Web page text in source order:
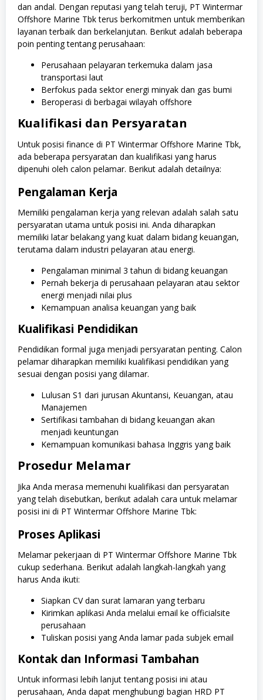
dan andal. Dengan reputasi yang telah teruji, PT Wintermar
Offshore Marine Tbk terus berkomitmen untuk memberikan
layanan terbaik dan berkelanjutan. Berikut adalah beberapa
poin penting tentang perusahaan:
Perusahaan pelayaran terkemuka dalam jasa
transportasi laut
Berfokus pada sektor energi minyak dan gas bumi
Beroperasi di berbagai wilayah offshore
Kualifikasi dan Persyaratan
Untuk posisi finance di PT Wintermar Offshore Marine Tbk,
ada beberapa persyaratan dan kualifikasi yang harus
dipenuhi oleh calon pelamar. Berikut adalah detailnya:
Pengalaman Kerja
Memiliki pengalaman kerja yang relevan adalah salah satu
persyaratan utama untuk posisi ini. Anda diharapkan
memiliki latar belakang yang kuat dalam bidang keuangan,
terutama dalam industri pelayaran atau energi.
Pengalaman minimal 3 tahun di bidang keuangan
Pernah bekerja di perusahaan pelayaran atau sektor
energi menjadi nilai plus
Kemampuan analisa keuangan yang baik
Kualifikasi Pendidikan
Pendidikan formal juga menjadi persyaratan penting. Calon
pelamar diharapkan memiliki kualifikasi pendidikan yang
sesuai dengan posisi yang dilamar.
Lulusan S1 dari jurusan Akuntansi, Keuangan, atau
Manajemen
Sertifikasi tambahan di bidang keuangan akan
menjadi keuntungan
Kemampuan komunikasi bahasa Inggris yang baik
Prosedur Melamar
Jika Anda merasa memenuhi kualifikasi dan persyaratan
yang telah disebutkan, berikut adalah cara untuk melamar
posisi ini di PT Wintermar Offshore Marine Tbk:
Proses Aplikasi
Melamar pekerjaan di PT Wintermar Offshore Marine Tbk
cukup sederhana. Berikut adalah langkah-langkah yang
harus Anda ikuti:
Siapkan CV dan surat lamaran yang terbaru
Kirimkan aplikasi Anda melalui email ke officialsite
perusahaan
Tuliskan posisi yang Anda lamar pada subjek email
Kontak dan Informasi Tambahan
Untuk informasi lebih lanjut tentang posisi ini atau
perusahaan, Anda dapat menghubungi bagian HRD PT